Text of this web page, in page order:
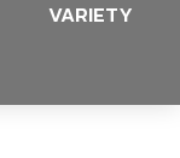
VARIETY